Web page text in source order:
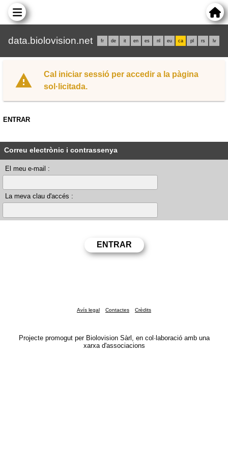
data.biolovision.net fr de it en es nl eu ca pl rs lv
Cal iniciar sessió per accedir a la pàgina
sol·licitada.
ENTRAR
Correu electrònic i contrassenya
El meu e-mail :
La meva clau d'accés :
Avís legal Contactes Crèdits
Projecte promogut per Biolovision Sàrl, en col·laboració amb una
xarxa d'associacions